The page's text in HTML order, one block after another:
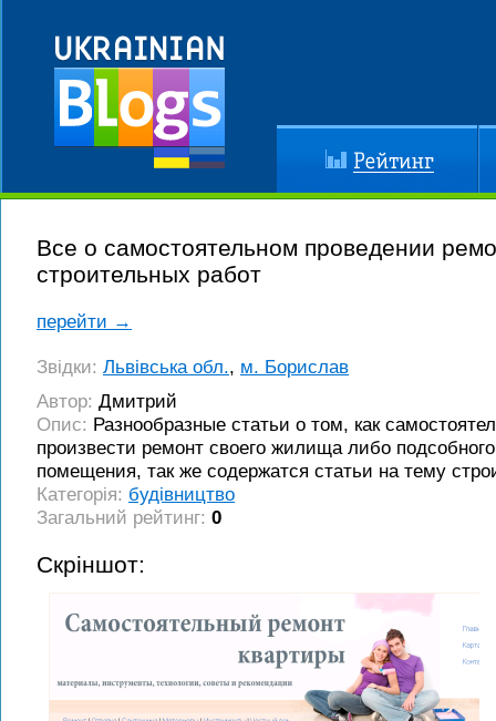
Рейтинг
Все о самостоятельном проведении
строительных работ
перейти →
Звідки: Львівська обл., м. Борислав
Автор: Дмитрий
Опис: Разнообразные статьи о том, как
произвести ремонт своего жилища либо подсобного
помещения, так же содержатся статьи на тему
Категорія: будівництво
Загальний рейтинг: 0
Скріншот: